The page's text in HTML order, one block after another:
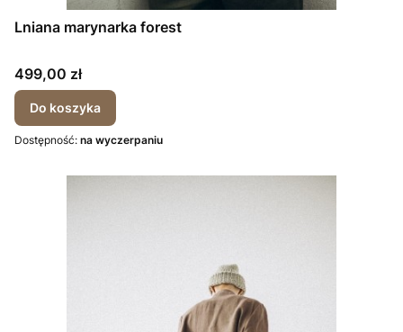
Lniana marynarka forest
Cena
499,00 zł
Do koszyka
Dostępność: na wyczerpaniu